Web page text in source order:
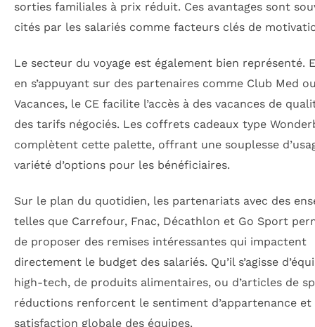
sorties familiales à prix réduit. Ces avantages sont
cités par les salariés comme facteurs clés de
Le secteur du voyage est également bien représenté.
en s’appuyant sur des partenaires comme Club Med
Vacances, le CE facilite l’accès à des vacances de
des tarifs négociés. Les coffrets cadeaux type
complètent cette palette, offrant une souplesse
variété d’options pour les bénéficiaires.
Sur le plan du quotidien, les partenariats avec des
telles que Carrefour, Fnac, Décathlon et Go Sport
de proposer des remises intéressantes qui impactent
directement le budget des salariés. Qu’il s’agisse
high-tech, de produits alimentaires, ou d’articles de
réductions renforcent le sentiment d’appartenance et
satisfaction globale des équipes.